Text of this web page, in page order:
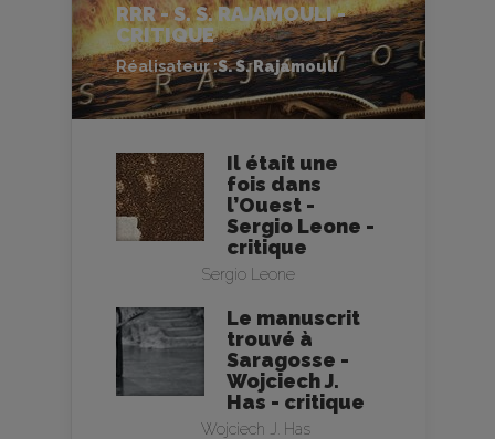
RRR - S. S. RAJAMOULI -
CRITIQUE
Réalisateur :S. S. Rajamouli
Il était une
fois dans
l’Ouest -
Sergio Leone -
critique
Sergio Leone
Le manuscrit
trouvé à
Saragosse -
Wojciech J.
Has - critique
Wojciech J. Has